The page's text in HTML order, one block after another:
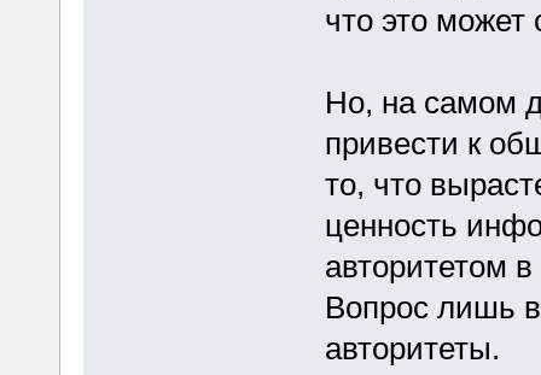
что это может
Но, на самом
привести к
то, что
ценность
авторитетом
Вопрос лишь
авторитеты.